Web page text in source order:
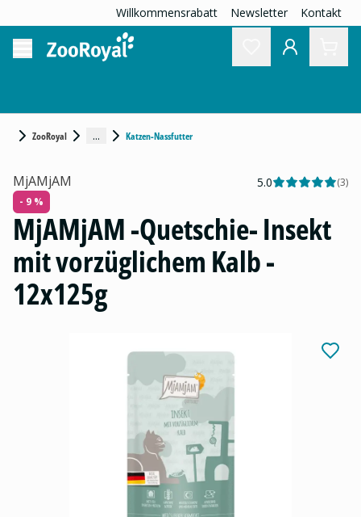
Willkommensrabatt Newsletter Kontakt
ZooRoyal ... Katzen-Nassfutter
MjAMjAM 5.0 (3)
- 9 %
MjAMjAM -Quetschie- Insekt
mit vorzüglichem Kalb -
12x125g